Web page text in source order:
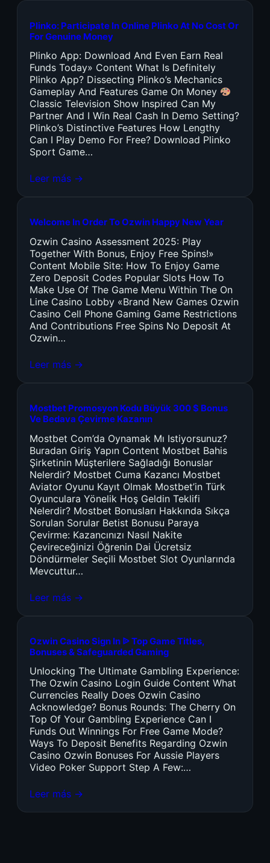
Plinko: Participate In Online Plinko At No Cost Or
For Genuine Money
Plinko App: Download And Even Earn Real
Funds Today» Content What Is Definitely
Plinko App? Dissecting Plinko’s Mechanics
Gameplay And Features Game On Money
Classic Television Show Inspired Can My
Partner And I Win Real Cash In Demo Setting?
Plinko’s Distinctive Features How Lengthy
Can I Play Demo For Free? Download Plinko
Sport Game…
Leer más →
Welcome In Order To Ozwin Happy New Year
Ozwin Casino Assessment 2025: Play
Together With Bonus, Enjoy Free Spins!»
Content Mobile Site: How To Enjoy Game
Zero Deposit Codes Popular Slots How To
Make Use Of The Game Menu Within The On
Line Casino Lobby «Brand New Games Ozwin
Casino Cell Phone Gaming Game Restrictions
And Contributions Free Spins No Deposit At
Ozwin…
Leer más →
Mostbet Promosyon Kodu Büyük 300 $ Bonus
Ve Bedava Çevirme Kazanın
Mostbet Com’da Oynamak Mı Istiyorsunuz?
Buradan Giriş Yapın Content Mostbet Bahis
Şirketinin Müşterilere Sağladığı Bonuslar
Nelerdir? Mostbet Cuma Kazancı Mostbet
Aviator Oyunu Kayıt Olmak Mostbet’in Türk
Oyunculara Yönelik Hoş Geldin Teklifi
Nelerdir? Mostbet Bonusları Hakkında Sıkça
Sorulan Sorular Betist Bonusu Paraya
Çevirme: Kazancınızı Nasıl Nakite
Çevireceğinizi Öğrenin Dai Ücretsiz
Döndürmeler Seçili Mostbet Slot Oyunlarında
Mevcuttur…
Leer más →
Ozwin Casino Sign In ᐉ Top Game Titles,
Bonuses & Safeguarded Gaming
Unlocking The Ultimate Gambling Experience:
The Ozwin Casino Login Guide Content What
Currencies Really Does Ozwin Casino
Acknowledge? Bonus Rounds: The Cherry On
Top Of Your Gambling Experience Can I
Funds Out Winnings For Free Game Mode?
Ways To Deposit Benefits Regarding Ozwin
Casino Ozwin Bonuses For Aussie Players
Video Poker Support Step A Few:…
Leer más →